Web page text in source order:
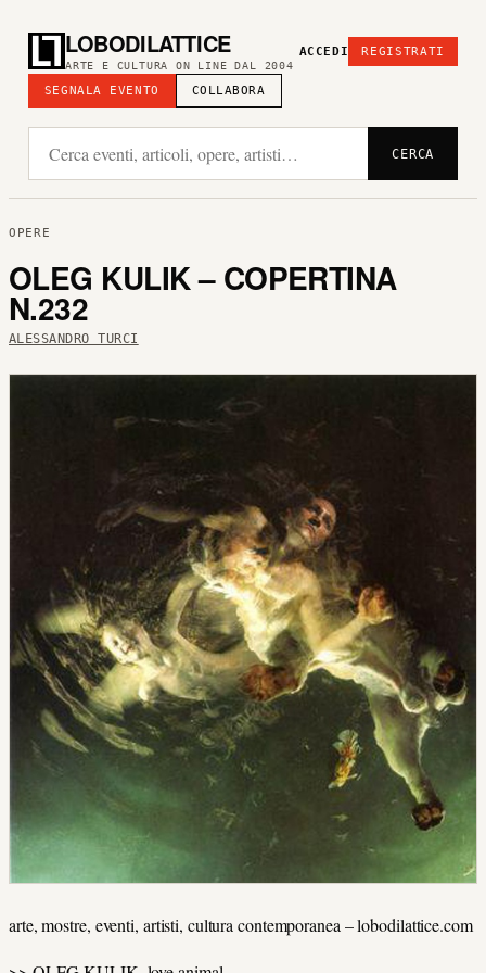
LOBODILATTICE
ARTE E CULTURA ON LINE DAL 2004
SEGNALA EVENTO COLLABORA
ACCEDI REGISTRATI
CERCA
OPERE
OLEG KULIK – COPERTINA
N.232
ALESSANDRO TURCI
arte, mostre, eventi, artisti, cultura contemporanea – lobodilattice.com